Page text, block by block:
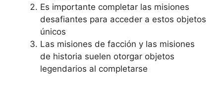
Es importante completar las misiones
desafiantes para acceder a estos objetos
únicos
Las misiones de facción y las misiones
de historia suelen otorgar objetos
legendarios al completarse